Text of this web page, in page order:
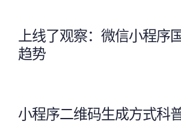
上线了观察：微信小程序
趋势
小程序二维码生成方式科